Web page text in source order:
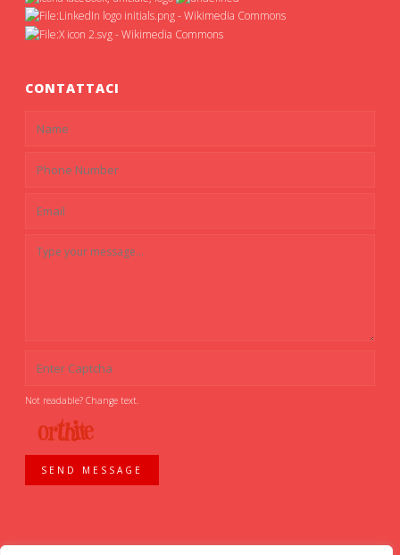
CONTATTACI
Not readable? Change text.
SEND MESSAGE